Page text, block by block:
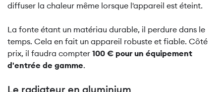
diffuser la chaleur même lorsque l'appareil est éteint.
La fonte étant un matériau durable, il perdure dans le
temps. Cela en fait un appareil robuste et fiable. Côté
prix, il faudra compter 100 € pour un équipement
d'entrée de gamme.
Le radiateur en aluminium